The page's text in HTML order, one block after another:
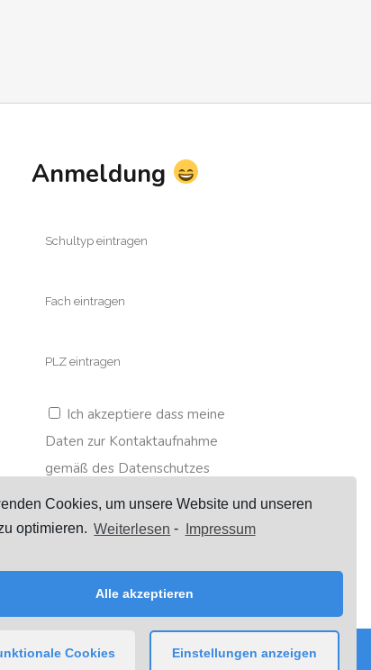
Cookies, um unsere Website und unseren
optimieren. Weiterlesen - Impressum
Alle akzeptieren
Cookies Einstellungen anzeigen
Anmeldung
Ich akzeptiere dass meine
Daten zur Kontaktaufnahme
gemäß des Datenschutzes
gespeichert werden.